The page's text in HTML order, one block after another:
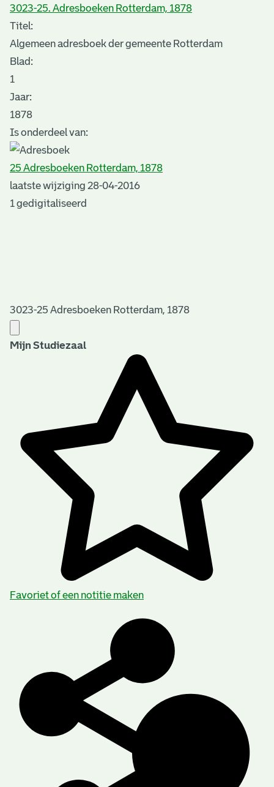
3023-25. Adresboeken Rotterdam, 1878
Titel:
Algemeen adresboek der gemeente Rotterdam
Blad:
1
Jaar:
1878
Is onderdeel van:
25 Adresboeken Rotterdam, 1878
laatste wijziging 28-04-2016
1 gedigitaliseerd
3023-25 Adresboeken Rotterdam, 1878
Mijn Studiezaal
Favoriet of een notitie maken